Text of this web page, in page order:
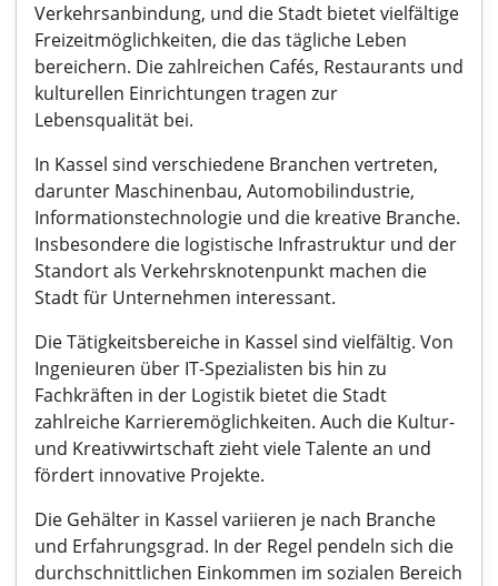
Verkehrsanbindung, und die Stadt bietet vielfältige
Freizeitmöglichkeiten, die das tägliche Leben
bereichern. Die zahlreichen Cafés, Restaurants und
kulturellen Einrichtungen tragen zur
Lebensqualität bei.
In Kassel sind verschiedene Branchen vertreten,
darunter Maschinenbau, Automobilindustrie,
Informationstechnologie und die kreative Branche.
Insbesondere die logistische Infrastruktur und der
Standort als Verkehrsknotenpunkt machen die
Stadt für Unternehmen interessant.
Die Tätigkeitsbereiche in Kassel sind vielfältig. Von
Ingenieuren über IT-Spezialisten bis hin zu
Fachkräften in der Logistik bietet die Stadt
zahlreiche Karrieremöglichkeiten. Auch die Kultur-
und Kreativwirtschaft zieht viele Talente an und
fördert innovative Projekte.
Die Gehälter in Kassel variieren je nach Branche
und Erfahrungsgrad. In der Regel pendeln sich die
durchschnittlichen Einkommen im sozialen Bereich